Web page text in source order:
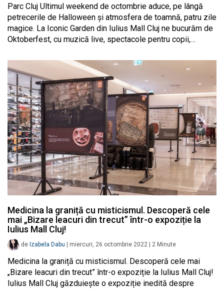
Parc Cluj Ultimul weekend de octombrie aduce, pe lângă
petrecerile de Halloween și atmosfera de toamnă, patru zile
magice. La Iconic Garden din Iulius Mall Cluj ne bucurăm de
Oktoberfest, cu muzică live, spectacole pentru copii,…
Medicina la graniță cu misticismul. Descoperă cele
mai „Bizare leacuri din trecut” într-o expoziție la
Iulius Mall Cluj!
de Izabela Dabu miercuri, 26 octombrie 2022 2 Minute
Medicina la graniță cu misticismul. Descoperă cele mai
„Bizare leacuri din trecut” într-o expoziție la Iulius Mall Cluj!
Iulius Mall Cluj găzduiește o expoziție inedită despre